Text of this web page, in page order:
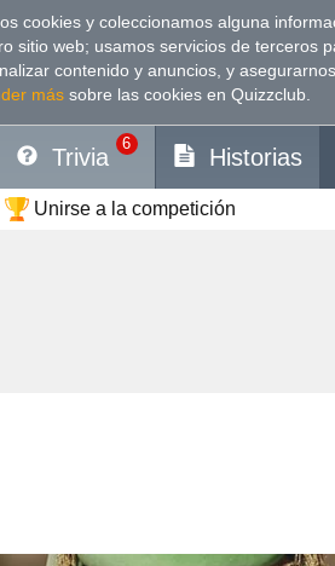
cookies y coleccionamos alguna
sitio web; usamos servicios de terceros
contenido y anuncios, y
más sobre las cookies en Quizzclub.
Trivia
6
Historias
Unirse a la competición